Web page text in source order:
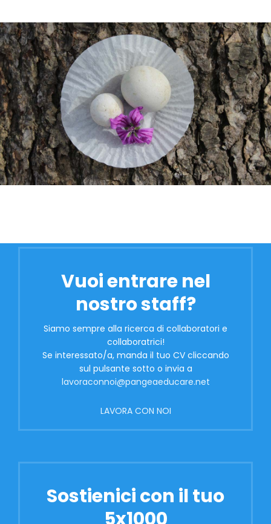
Vuoi entrare nel
nostro staff?
Siamo sempre alla ricerca di collaboratori e
collaboratrici!
Se interessato/a, manda il tuo CV cliccando
sul pulsante sotto o invia a
lavoraconnoi@pangeaeducare.net
LAVORA CON NOI
Sostienici con il tuo